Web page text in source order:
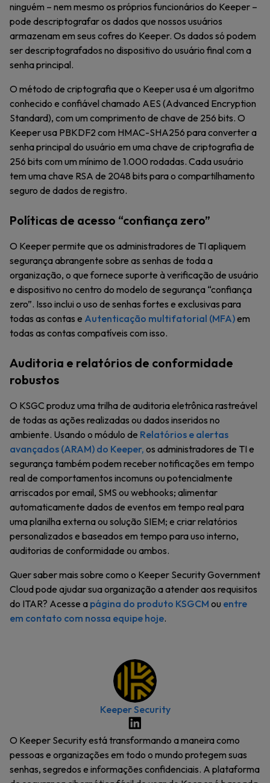
ninguém – nem mesmo os próprios funcionários do Keeper –
pode descriptografar os dados que nossos usuários
armazenam em seus cofres do Keeper. Os dados só podem
ser descriptografados no dispositivo do usuário final com a
senha principal.
O método de criptografia que o Keeper usa é um algoritmo
conhecido e confiável chamado AES (Advanced Encryption
Standard), com um comprimento de chave de 256 bits. O
Keeper usa PBKDF2 com HMAC-SHA256 para converter a
senha principal do usuário em uma chave de criptografia de
256 bits com um mínimo de 1.000 rodadas. Cada usuário
tem uma chave RSA de 2048 bits para o compartilhamento
seguro de dados de registro.
Políticas de acesso “confiança zero”
O Keeper permite que os administradores de TI apliquem
segurança abrangente sobre as senhas de toda a
organização, o que fornece suporte à verificação de usuário
e dispositivo no centro do modelo de segurança “confiança
zero”. Isso inclui o uso de senhas fortes e exclusivas para
todas as contas e Autenticação multifatorial (MFA)em
todas as contas compatíveis com isso.
Auditoria e relatórios de conformidade
robustos
O KSGC produz uma trilha de auditoria eletrônica rastreável
de todas as ações realizadas ou dados inseridos no
ambiente. Usando o módulo de Relatórios e alertas
avançados (ARAM) do Keeper, os administradores de TI e
segurança também podem receber notificações em tempo
real de comportamentos incomuns ou potencialmente
arriscados por email, SMS ou webhooks; alimentar
automaticamente dados de eventos em tempo real para
uma planilha externa ou solução SIEM; e criar relatórios
personalizados e baseados em tempo para uso interno,
auditorias de conformidade ou ambos.
Quer saber mais sobre como o Keeper Security Government
Cloud pode ajudar sua organização a atender aos requisitos
do ITAR? Acesse a página do produto KSGCM ou entre
em contato com nossa equipe hoje.
Keeper Security
O Keeper Security está transformando a maneira como
pessoas e organizações em todo o mundo protegem suas
senhas, segredos e informações confidenciais. A plataforma